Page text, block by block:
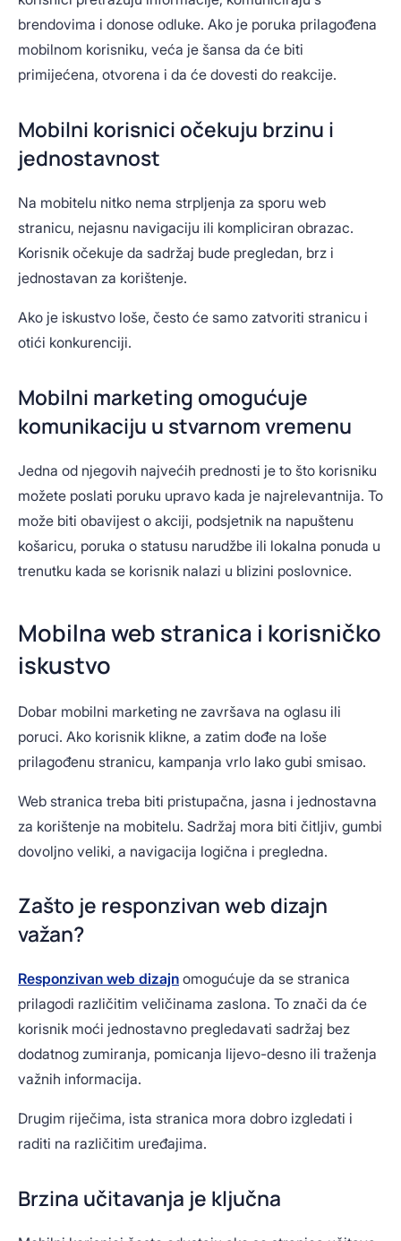
brendovima i donose odluke. Ako je poruka prilagođena
mobilnom korisniku, veća je šansa da će biti
primijećena, otvorena i da će dovesti do reakcije.
Mobilni korisnici očekuju brzinu i
jednostavnost
Na mobitelu nitko nema strpljenja za sporu web
stranicu, nejasnu navigaciju ili kompliciran obrazac.
Korisnik očekuje da sadržaj bude pregledan, brz i
jednostavan za korištenje.
Ako je iskustvo loše, često će samo zatvoriti stranicu i
otići konkurenciji.
Mobilni marketing omogućuje
komunikaciju u stvarnom vremenu
Jedna od njegovih najvećih prednosti je to što korisniku
možete poslati poruku upravo kada je najrelevantnija. To
može biti obavijest o akciji, podsjetnik na napuštenu
košaricu, poruka o statusu narudžbe ili lokalna ponuda u
trenutku kada se korisnik nalazi u blizini poslovnice.
Mobilna web stranica i korisničko
iskustvo
Dobar mobilni marketing ne završava na oglasu ili
poruci. Ako korisnik klikne, a zatim dođe na loše
prilagođenu stranicu, kampanja vrlo lako gubi smisao.
Web stranica treba biti pristupačna, jasna i jednostavna
za korištenje na mobitelu. Sadržaj mora biti čitljiv, gumbi
dovoljno veliki, a navigacija logična i pregledna.
Zašto je responzivan web dizajn
važan?
Responzivan web dizajn omogućuje da se stranica
prilagodi različitim veličinama zaslona. To znači da će
korisnik moći jednostavno pregledavati sadržaj bez
dodatnog zumiranja, pomicanja lijevo-desno ili traženja
važnih informacija.
Drugim riječima, ista stranica mora dobro izgledati i
raditi na različitim uređajima.
Brzina učitavanja je ključna